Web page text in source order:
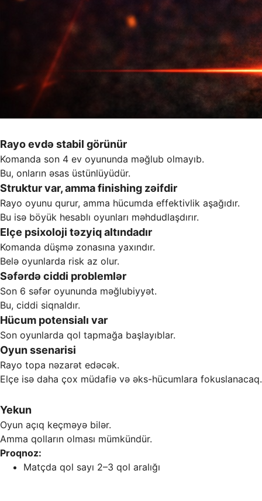
Rayo evdə stabil görünür
Komanda son 4 ev oyununda məğlub olmayıb.
Bu, onların əsas üstünlüyüdür.
Struktur var, amma finishing zəifdir
Rayo oyunu qurur, amma hücumda effektivlik aşağıdır.
Bu isə böyük hesablı oyunları məhdudlaşdırır.
Elçe psixoloji təzyiq altındadır
Komanda düşmə zonasına yaxındır.
Belə oyunlarda risk az olur.
Səfərdə ciddi problemlər
Son 6 səfər oyununda məğlubiyyət.
Bu, ciddi siqnaldır.
Hücum potensialı var
Son oyunlarda qol tapmağa başlayıblar.
Oyun ssenarisi
Rayo topa nəzarət edəcək.
Elçe isə daha çox müdafiə və əks-hücumlara fokuslanacaq.
Yekun
Oyun açıq keçməyə bilər.
Amma qolların olması mümkündür.
Proqnoz:
Matçda qol sayı 2–3 qol aralığı